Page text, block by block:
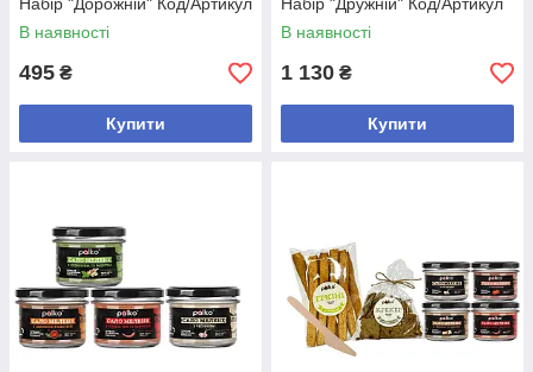
В наявності
495 ₴
Купити
В наявності
1 130 ₴
Купити